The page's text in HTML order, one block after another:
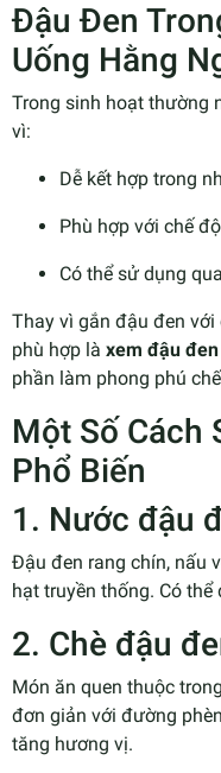
Đậu Đen
Uống Hằng
Trong sinh hoạt thường
vì:
Dễ kết hợp trong
Phù hợp với chế
Có thể sử dụng
Thay vì gắn đậu đen với
phù hợp là xem đậu
phần làm phong phú
Một Số Cách
Phổ Biến
1. Nước đậu
Đậu đen rang chín, nấu
hạt truyền thống. Có
2. Chè đậu
Món ăn quen thuộc
đơn giản với đường
tăng hương vị.